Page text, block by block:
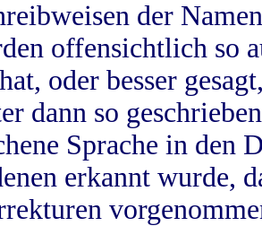
der
offensichtlich so
oder besser
dann so
Sprache in
erkannt wurde,